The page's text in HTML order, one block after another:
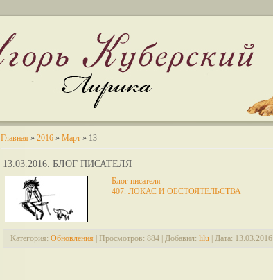
Главная » 2016 » Март » 13
13.03.2016. БЛОГ ПИСАТЕЛЯ
Блог писателя
407. ЛОКАС И ОБСТОЯТЕЛЬСТВА
Категория: Обновления Просмотров: 884 Добавил: lilu Дата: 13.03.2016